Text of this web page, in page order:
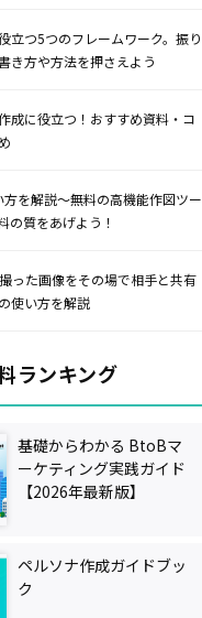
立つ5つのフレームワーク。振り
き方や方法を押さえよう
成に役立つ！おすすめ資料・コ
を解説〜無料の高機能作図ツー
の質をあげよう！
った画像をその場で相手と共有
使い方を解説
ランキング
基礎からわかる BtoBマ
ーケティング実践ガイド
【2026年最新版】
ペルソナ作成ガイドブッ
ク